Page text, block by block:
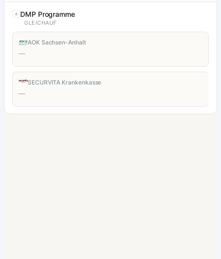
DMP Programme
GLEICHAUF
AOK Sachsen-Anhalt
—
SECURVITA Krankenkasse
—